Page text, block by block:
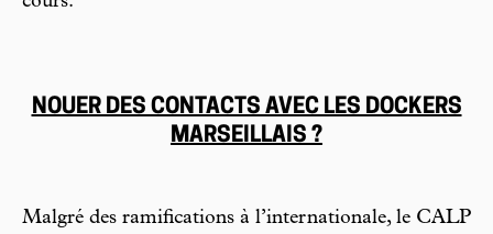
NOUER DES CONTACTS AVEC LES DOCKERS
MARSEILLAIS ?
Malgré des ramifications à l’internationale, le CALP